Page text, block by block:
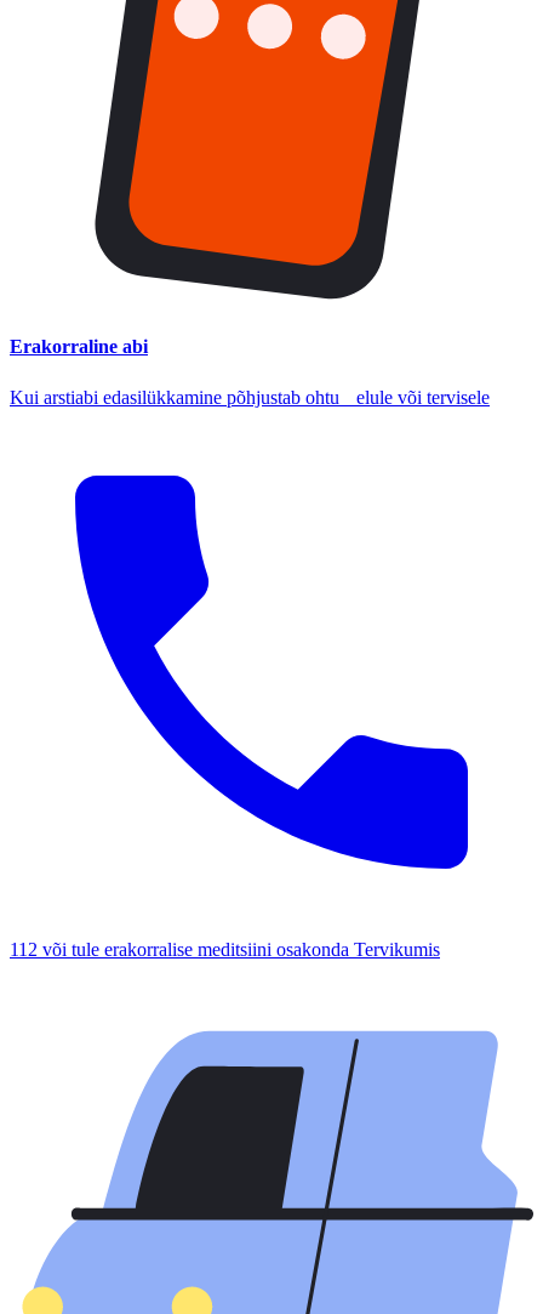
Erakorraline abi
Kui arstiabi edasilükkamine põhjustab ohtu elule või tervisele
112 või tule erakorralise meditsiini osakonda Tervikumis